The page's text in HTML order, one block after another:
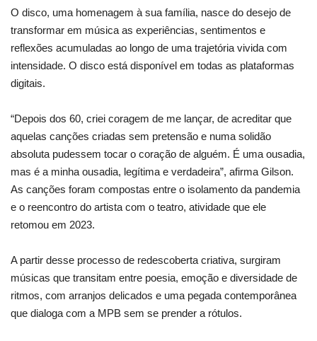
O disco, uma homenagem à sua família, nasce do desejo de
transformar em música as experiências, sentimentos e
reflexões acumuladas ao longo de uma trajetória vivida com
intensidade. O disco está disponível em todas as plataformas
digitais.
“Depois dos 60, criei coragem de me lançar, de acreditar que
aquelas canções criadas sem pretensão e numa solidão
absoluta pudessem tocar o coração de alguém. É uma ousadia,
mas é a minha ousadia, legítima e verdadeira”, afirma Gilson.
As canções foram compostas entre o isolamento da pandemia
e o reencontro do artista com o teatro, atividade que ele
retomou em 2023.
A partir desse processo de redescoberta criativa, surgiram
músicas que transitam entre poesia, emoção e diversidade de
ritmos, com arranjos delicados e uma pegada contemporânea
que dialoga com a MPB sem se prender a rótulos.